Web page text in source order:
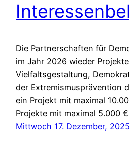
Die Partnerschaften für
im Jahr 2026 wieder
Vielfaltsgestaltung,
der Extremismusprävention
ein Projekt mit maximal
Projekte mit maximal 5.000
Mittwoch 17. Dezember, 2025